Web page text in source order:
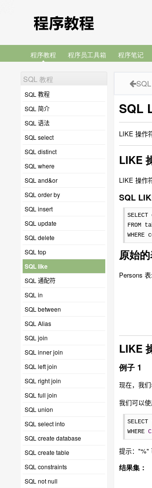
程序教程 程序员工具箱 程序笔记
SQL 教程
SQL 教程
SQL 简介
SQL 语法
SQL select
SQL distinct
SQL where
SQL and&or
SQL order by
SQL insert
SQL update
SQL delete
SQL top
SQL like
SQL 通配符
SQL in
SQL between
SQL Alias
SQL join
SQL inner join
SQL left join
SQL right join
SQL full join
SQL union
SQL select into
SQL create database
SQL create table
SQL constraints
SQL not null
SQL
LIKE 操作
LIKE
LIKE 操作
SQL
SELECT
FROM
原始
Persons 表:
LIKE
例子 1
现在，我
我们可以使
SELECT
WHERE
提示："%"
结果集：